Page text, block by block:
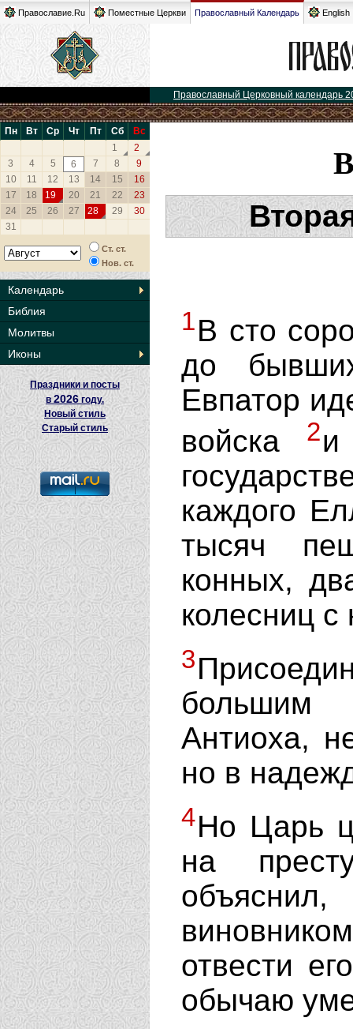
Православие.Ru Поместные Церкви Православный Календарь English
Православный Церковный календарь
Пн Вт Ср Чт Пт Сб
Вс
1
2
3
4 5 6 7 8
9
10
11 12 13 14 15
16
17
18 19 20 21 22
23
24
25 26 27 28 29
30
31
Ст. ст.
Нов. ст.
Календарь
Библия
Молитвы
Иконы
Праздники и посты
в2026 году.
Новый стиль
Старый стиль
1В сто
до
Евпатор
войска
2и
каждого
тысяч
конных,
колесниц с
3
большим
Антиоха,
но в
4Но Царь
на
отвести
обычаю